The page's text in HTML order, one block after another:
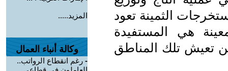
الثمينة تعود
هي المستفيدة
تعيش تلك المناطق
المزيد.....
وكالة أنباء العمال
- رغم انقطاع الرواتب..